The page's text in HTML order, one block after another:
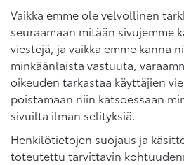
Vaikka emme ole velvollinen
seuraamaan mitään sivujemme
viestejä, ja vaikka emme kanna
minkäänlaista vastuuta,
oikeuden tarkastaa käyttäjien
poistamaan niin katsoessaan
sivuilta ilman selityksiä.
Henkilötietojen suojaus ja
toteutettu tarvittavin